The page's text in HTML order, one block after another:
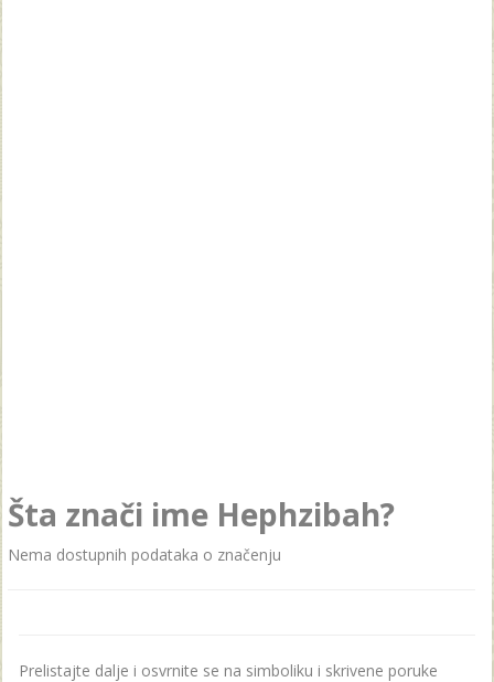
Šta znači ime Hephzibah?
Nema dostupnih podataka o značenju
Prelistajte dalje i osvrnite se na simboliku i skrivene poruke